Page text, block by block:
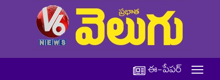
ఈ-పేపర్